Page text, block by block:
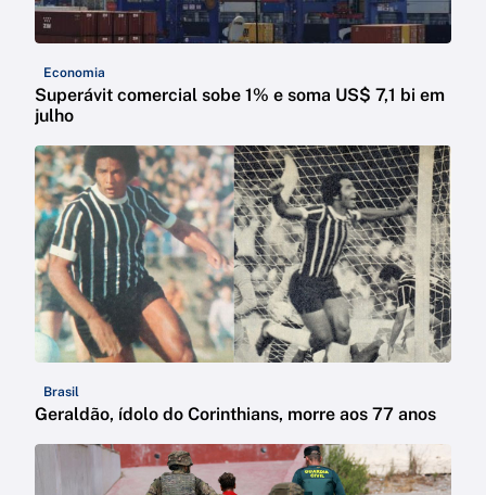
Economia
Superávit comercial sobe 1% e soma US$ 7,1 bi em
julho
Brasil
Geraldão, ídolo do Corinthians, morre aos 77 anos